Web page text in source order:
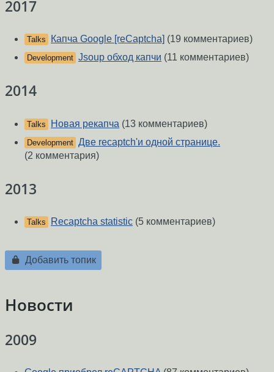
2017
Talks Капча Google [reCaptcha] (19 комментариев)
Development Jsoup обход капчи (11 комментариев)
2014
Talks Новая рекапча (13 комментариев)
Development Две recaptch'и одной странице.
(2 комментария)
2013
Talks Recaptcha statistic (5 комментариев)
Добавить топик
Новости
2009